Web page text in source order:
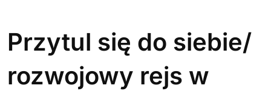
Przytul się do siebie/
rozwojowy rejs w